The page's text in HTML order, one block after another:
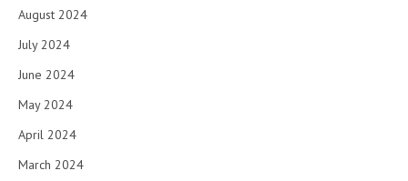
August 2024
July 2024
June 2024
May 2024
April 2024
March 2024